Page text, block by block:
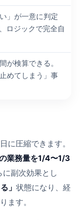
」が一意に判定
ロジックで完全自
が検算できる。
めてしまう」事
に圧縮できます。
業務量を1/4〜1/3
副次効果とし
」 状態になり、経
ます。